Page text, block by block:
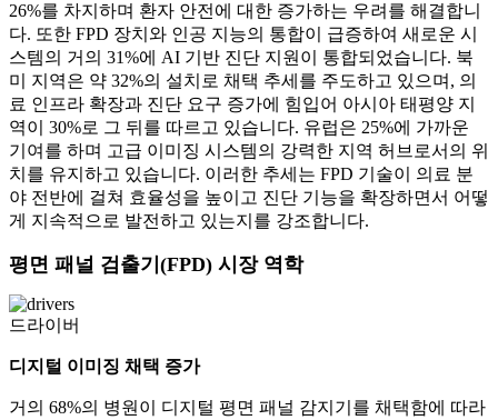
26%를 차지하며 환자 안전에 대한 증가하는 우려를 해결합니
다. 또한 FPD 장치와 인공 지능의 통합이 급증하여 새로운 시
스템의 거의 31%에 AI 기반 진단 지원이 통합되었습니다. 북
미 지역은 약 32%의 설치로 채택 추세를 주도하고 있으며, 의
료 인프라 확장과 진단 요구 증가에 힘입어 아시아 태평양 지
역이 30%로 그 뒤를 따르고 있습니다. 유럽은 25%에 가까운
기여를 하며 고급 이미징 시스템의 강력한 지역 허브로서의 위
치를 ​​유지하고 있습니다. 이러한 추세는 FPD 기술이 의료 분
야 전반에 걸쳐 효율성을 높이고 진단 기능을 확장하면서 어떻
게 지속적으로 발전하고 있는지를 강조합니다.
평면 패널 검출기(FPD) 시장 역학
드라이버
디지털 이미징 채택 증가
거의 68%의 병원이 디지털 평면 패널 감지기를 채택함에 따라